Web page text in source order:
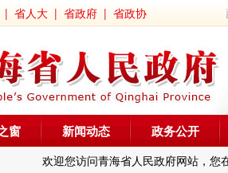
| 省人大 | 省政府 | 省政协
欢迎您访问青海省人民政府网站，您
窗 新闻动态 政务公开